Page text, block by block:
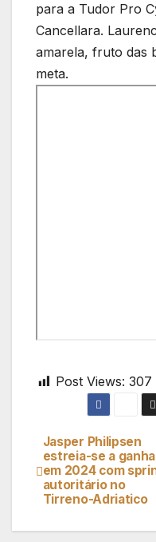
para a Tudor Pro
Cancellara.
amarela, fruto das
meta.
Post Views: 307
de
Jasper Philipsen
estreia-se a
em 2024 com
autoritário no
Tirreno-Adriatico